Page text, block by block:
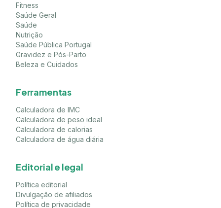
Fitness
Saúde Geral
Saúde
Nutrição
Saúde Pública Portugal
Gravidez e Pós-Parto
Beleza e Cuidados
Ferramentas
Calculadora de IMC
Calculadora de peso ideal
Calculadora de calorias
Calculadora de água diária
Editorial e legal
Política editorial
Divulgação de afiliados
Política de privacidade